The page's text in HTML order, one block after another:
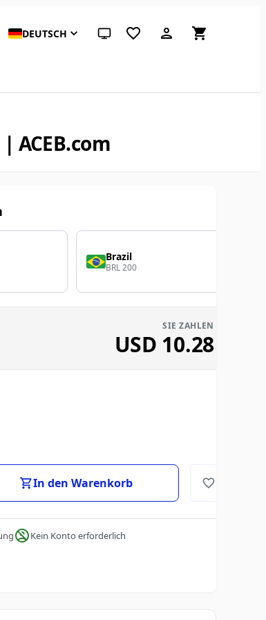
DEUTSCH System-Design (klicken für hell)
ACEB.com
Brazil
BRL 200
SIE ZAHLEN
USD 10.28
In den Warenkorb
Kein Konto erforderlich